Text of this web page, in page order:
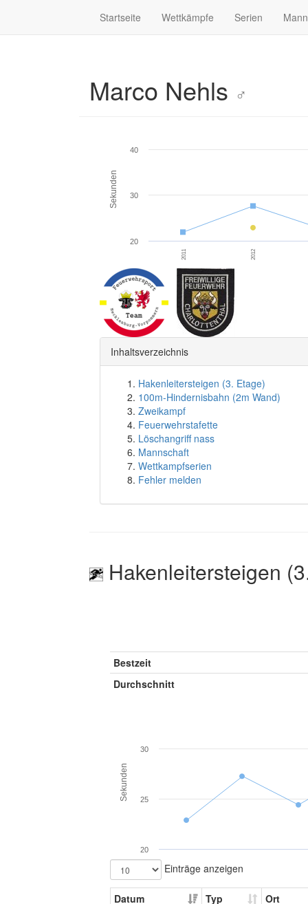
Startseite Wettkämpfe Serien
Marco Nehls ♂
Sekunden
2011 2012
20
30
40
Inhaltsverzeichnis
Hakenleitersteigen (3. Etage)
100m-Hindernisbahn (2m Wand)
Zweikampf
Feuerwehrstafette
Löschangriff nass
Mannschaft
Wettkampfserien
Fehler melden
Hakenleitersteigen
Bestzeit
Durchschnitt
Sekunden
20
25
30
Einträge anzeigen
Datum Typ
Ort